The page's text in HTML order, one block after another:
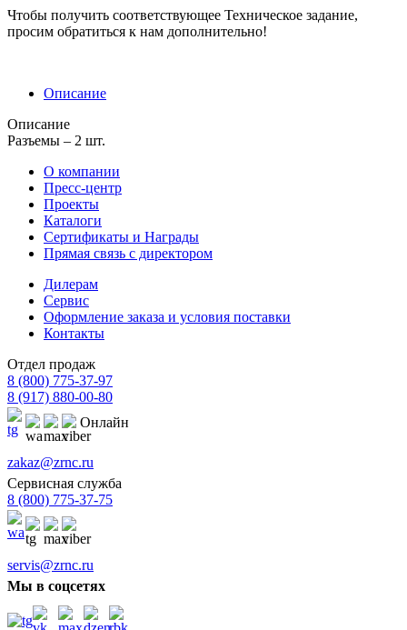
Чтобы получить соответствующее Техническое задание,
просим обратиться к нам дополнительно!
Описание
Описание
Разъемы – 2 шт.
О компании
Пресс-центр
Проекты
Каталоги
Сертификаты и Награды
Прямая связь с директором
Дилерам
Сервис
Оформление заказа и условия поставки
Контакты
Отдел продаж
8 (800) 775-37-97
8 (917) 880-00-80
Онлайн
zakaz@zrnc.ru
Сервисная служба
8 (800) 775-37-75
servis@zrnc.ru
Мы в соцсетях